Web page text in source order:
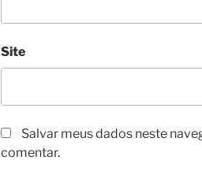
Site
Salvar meus dados neste
comentar.